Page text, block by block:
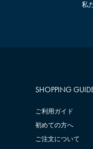
私
SHOPPING
ご利用ガイド
初めての方へ
ご注文について